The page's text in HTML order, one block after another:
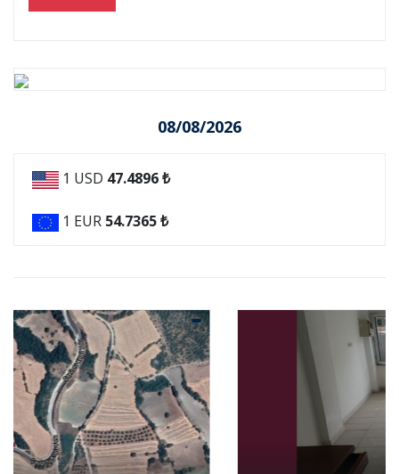
08/08/2026
1 USD 47.4896 ₺
1 EUR 54.7365 ₺